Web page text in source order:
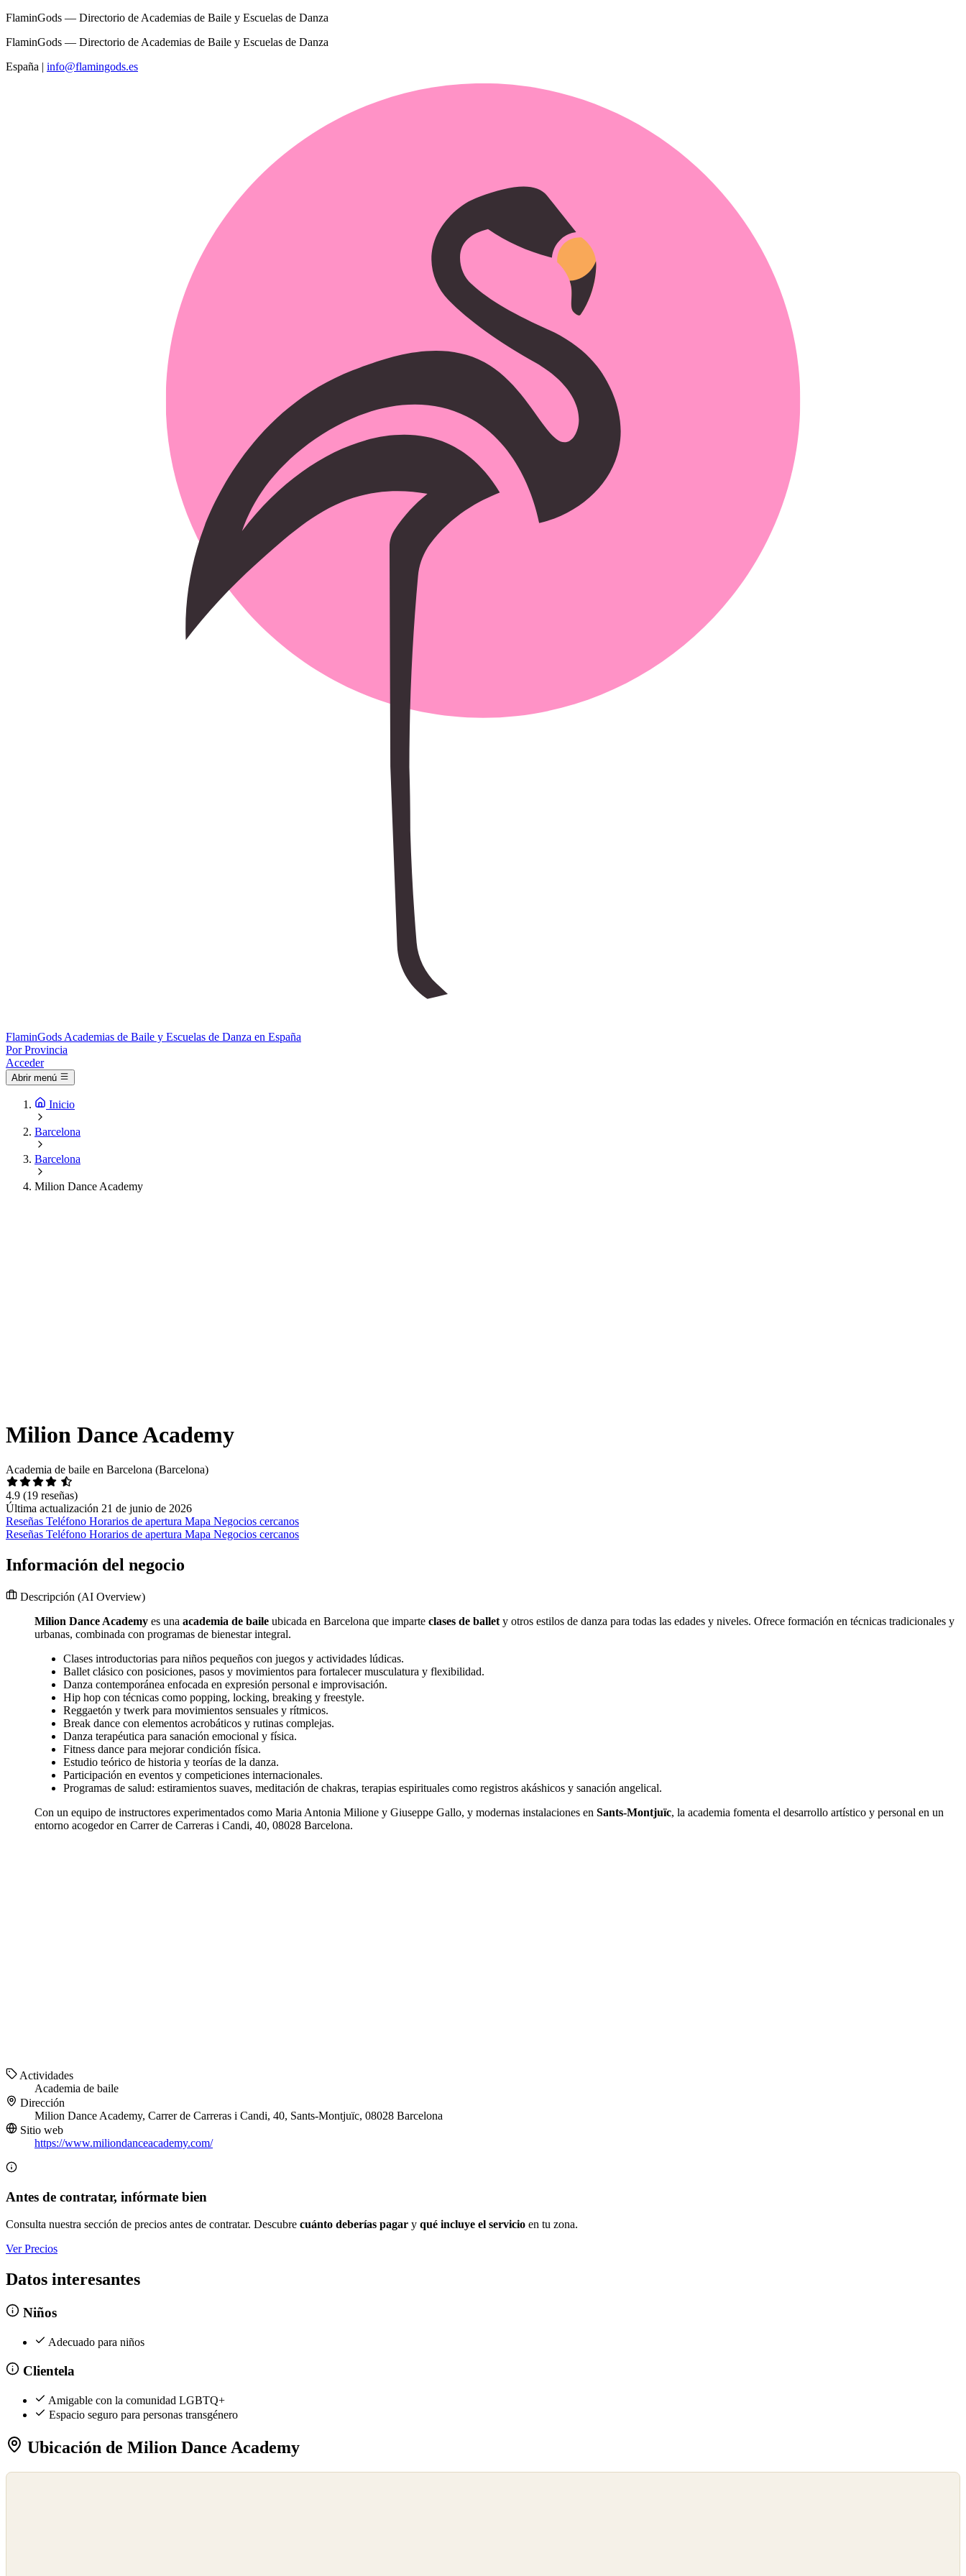
FlaminGods — Directorio de Academias de Baile y Escuelas de Danza
FlaminGods — Directorio de Academias de Baile y Escuelas de Danza
España | info@flamingods.es
FlaminGods Academias de Baile y Escuelas de Danza en España
Por Provincia
Acceder
Abrir menú
Inicio
Barcelona
Barcelona
Milion Dance Academy
Milion Dance Academy
Academia de baile en Barcelona (Barcelona)
4.9 (19 reseñas)
Última actualización 21 de junio de 2026
Reseñas Teléfono Horarios de apertura Mapa Negocios cercanos
Reseñas Teléfono Horarios de apertura Mapa Negocios cercanos
Información del negocio
Descripción (AI Overview)
Milion Dance Academy es una academia de baile ubicada en Barcelona que imparte clases de ballet y otros estilos de danza para todas las edades y niveles. Ofrece formación en técnicas tradicionales y
urbanas, combinada con programas de bienestar integral.
Clases introductorias para niños pequeños con juegos y actividades lúdicas.
Ballet clásico con posiciones, pasos y movimientos para fortalecer musculatura y flexibilidad.
Danza contemporánea enfocada en expresión personal e improvisación.
Hip hop con técnicas como popping, locking, breaking y freestyle.
Reggaetón y twerk para movimientos sensuales y rítmicos.
Break dance con elementos acrobáticos y rutinas complejas.
Danza terapéutica para sanación emocional y física.
Fitness dance para mejorar condición física.
Estudio teórico de historia y teorías de la danza.
Participación en eventos y competiciones internacionales.
Programas de salud: estiramientos suaves, meditación de chakras, terapias espirituales como registros akáshicos y sanación angelical.
Con un equipo de instructores experimentados como Maria Antonia Milione y Giuseppe Gallo, y modernas instalaciones en Sants-Montjuïc, la academia fomenta el desarrollo artístico y personal en un
entorno acogedor en Carrer de Carreras i Candi, 40, 08028 Barcelona.
Actividades
Academia de baile
Dirección
Milion Dance Academy, Carrer de Carreras i Candi, 40, Sants-Montjuïc, 08028 Barcelona
Sitio web
https://www.miliondanceacademy.com/
Antes de contratar, infórmate bien
Consulta nuestra sección de precios antes de contratar. Descubre cuánto deberías pagar y qué incluye el servicio en tu zona.
Ver Precios
Datos interesantes
Niños
Adecuado para niños
Clientela
Amigable con la comunidad LGBTQ+
Espacio seguro para personas transgénero
Ubicación de Milion Dance Academy